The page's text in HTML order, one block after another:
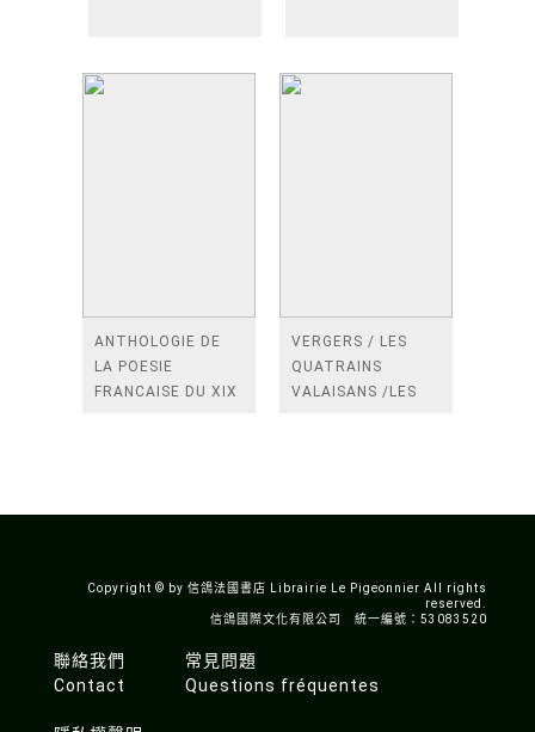
ANTHOLOGIE DE
LA POESIE
FRANCAISE DU XIX
VERGERS / LES
QUATRAINS
VALAISANS /LES
Copyright © by 信鴿法國書店 Librairie Le Pigeonnier All rights
reserved.
信鴿國際文化有限公司 統一編號：53083520
聯絡我們
Contact
常見問題
Questions fréquentes